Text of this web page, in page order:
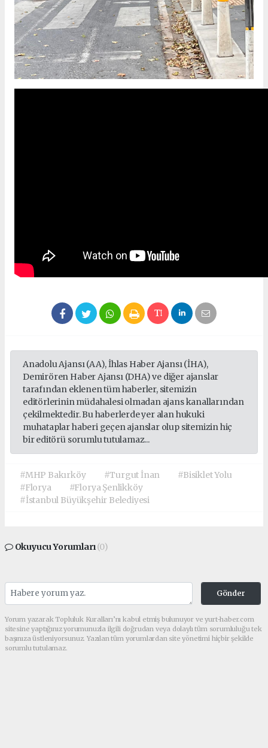
Anadolu Ajansı (AA), İhlas Haber Ajansı (İHA),
Demirören Haber Ajansı (DHA) ve diğer ajanslar
tarafından eklenen tüm haberler, sitemizin
editörlerinin müdahalesi olmadan ajans kanallarından
çekilmektedir. Bu haberlerde yer alan hukuki
muhataplar haberi geçen ajanslar olup sitemizin hiç
bir editörü sorumlu tutulamaz...
#MHP Bakırköy #Turgut İnan
#Bisiklet Yolu
#Florya
#Florya Şenlikköy
#İstanbul Büyükşehir Belediyesi
Okuyucu Yorumları(0)
Gönder
Yorum yazarak Topluluk Kuralları’nı kabul etmiş bulunuyor ve yurt-haber.com
sitesine yaptığınız yorumunuzla ilgili doğrudan veya dolaylı tüm sorumluluğu tek
başınıza üstleniyorsunuz. Yazılan tüm yorumlardan site yönetimi hiçbir şekilde
sorumlu tutulamaz.